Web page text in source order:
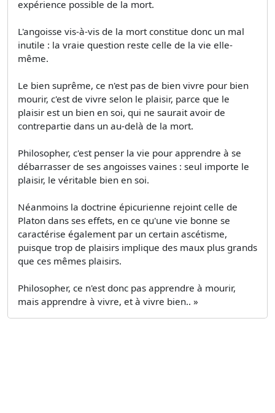
expérience possible de la mort.
L'angoisse vis-à-vis de la mort constitue donc un mal
inutile : la vraie question reste celle de la vie elle-
même.
Le bien suprême, ce n'est pas de bien vivre pour bien
mourir, c'est de vivre selon le plaisir, parce que le
plaisir est un bien en soi, qui ne saurait avoir de
contrepartie dans un au-delà de la mort.
Philosopher, c'est penser la vie pour apprendre à se
débarrasser de ses angoisses vaines : seul importe le
plaisir, le véritable bien en soi.
Néanmoins la doctrine épicurienne rejoint celle de
Platon dans ses effets, en ce qu'une vie bonne se
caractérise également par un certain ascétisme,
puisque trop de plaisirs implique des maux plus grands
que ces mêmes plaisirs.
Philosopher, ce n'est donc pas apprendre à mourir,
mais apprendre à vivre, et à vivre bien.. »